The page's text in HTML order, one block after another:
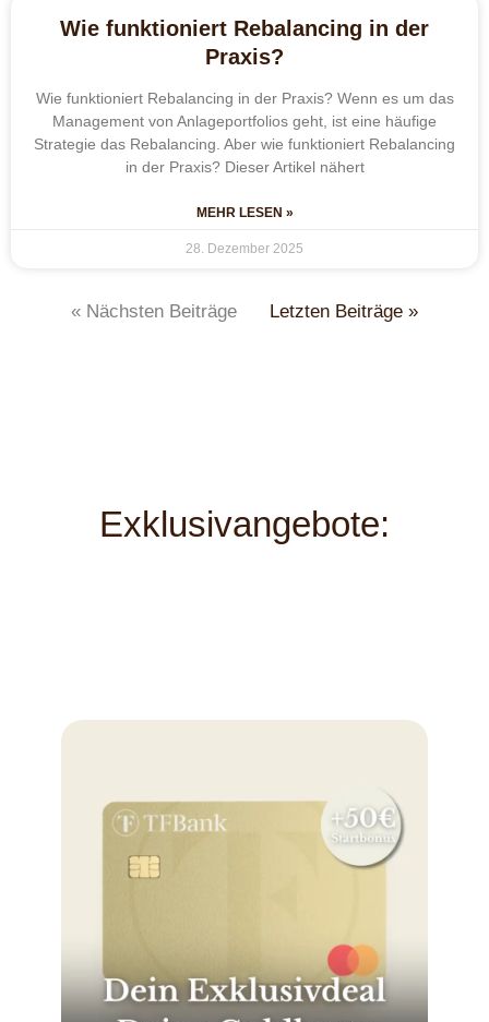
Wie funktioniert Rebalancing in der
Praxis?
Wie funktioniert Rebalancing in der Praxis? Wenn es um das
Management von Anlageportfolios geht, ist eine häufige
Strategie das Rebalancing. Aber wie funktioniert Rebalancing
in der Praxis? Dieser Artikel nähert
MEHR LESEN »
28. Dezember 2025
« Nächsten Beiträge Letzten Beiträge »
Exklusivangebote: